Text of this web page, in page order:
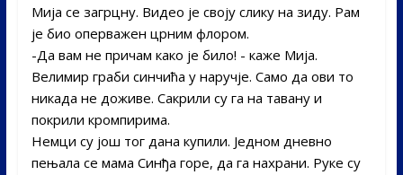
Мија се загрцну. Видео је своју слику на зиду. Рам
је био оперважен црним флором.­
-Да вам не причам како је било! ­- каже Мија.
Велимир граби синчића у наручје. ­Само да ови то
никада не доживе. Сакрили су га на тавану и
покрили кромпирима.
Немци су још тог дана купили. Једном дневно
пењала се мама Синђа горе, да га нахрани. Руке су